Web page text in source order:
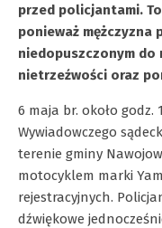
przed policjantami.
ponieważ mężczyzna
niedopuszczonym do
nietrzeźwości oraz
6 maja br. około godz.
Wywiadowczego
terenie gminy
motocyklem marki
rejestracyjnych.
dźwiękowe